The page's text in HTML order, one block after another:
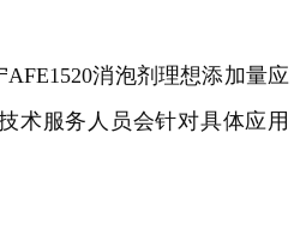
消泡剂理想添加量应
术服务人员会针对具体应用